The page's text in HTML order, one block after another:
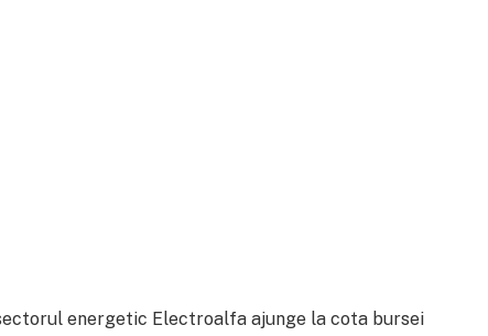
energetic Electroalfa ajunge la cota bursei